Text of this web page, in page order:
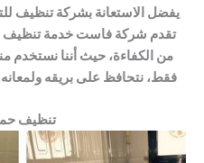
يفضل الاستعانة بشركة تنظيف
تقدم شركة فاست خدمة تنظيف
من الكفاءة، حيث أننا
فقط، نتحافظ على بريقه
تنظيف